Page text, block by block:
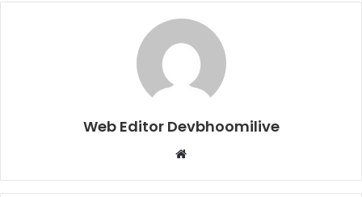
Web Editor Devbhoomilive
Website